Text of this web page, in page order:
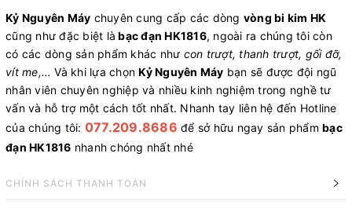
Kỷ Nguyên Máy chuyên cung cấp các dòng vòng bi kim HK
cũng như đặc biệt là bạc đạn HK1816, ngoài ra chúng tôi còn
có các dòng sản phẩm khác như con trượt, thanh trượt, gối đỡ,
vít me,… Và khi lựa chọnKỷ Nguyên Máy bạn sẽ được đội ngũ
nhân viên chuyên nghiệp và nhiều kinh nghiệm trong nghề tư
vấn và hỗ trợ một cách tốt nhất. Nhanh tay liên hệ đến Hotline
của chúng tôi: 077.209.8686 để sở hữu ngay sản phẩm bạc
đạn HK1816 nhanh chóng nhất nhé
CHÍNH SÁCH THANH TOÁN